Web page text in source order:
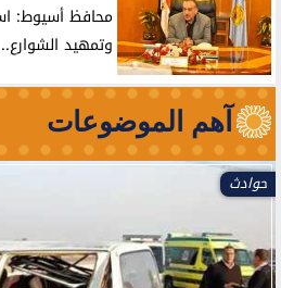
محافظ أسيوط:
وتمهيد
آهم الموضوعات
حوادث